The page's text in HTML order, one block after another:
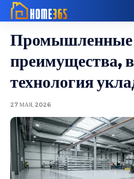
преимущества,
технология
27 МАЯ, 2026